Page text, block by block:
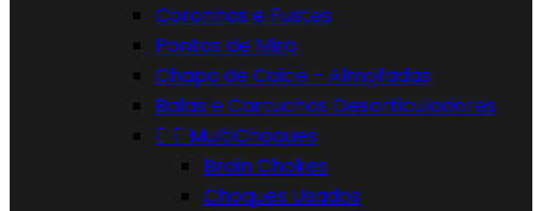
Coronhas e Fustes
Pontos de Mira
Chapa de Coice - Almofadas
Balas e Cartuchos Desarticuladores
  MultiChoques
Brain Chokes
Choques Usados